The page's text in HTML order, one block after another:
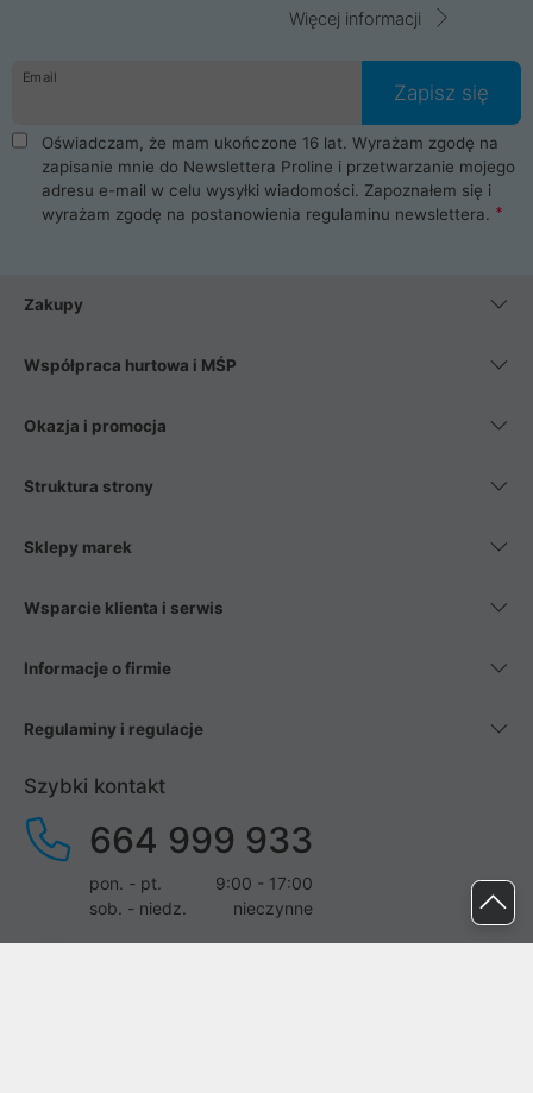
Więcej informacji
Email
Zapisz się
Oświadczam, że mam ukończone 16 lat. Wyrażam zgodę na
zapisanie mnie do Newslettera Proline i przetwarzanie mojego
adresu e-mail w celu wysyłki wiadomości. Zapoznałem się i
wyrażam zgodę na postanowienia regulaminu newslettera.
Zakupy
Współpraca hurtowa i MŚP
Okazja i promocja
Struktura strony
Sklepy marek
Wsparcie klienta i serwis
Informacje o firmie
Regulaminy i regulacje
Szybki kontakt
664 999 933
pon. - pt.
9:00 - 17:00
sob. - niedz.
nieczynne